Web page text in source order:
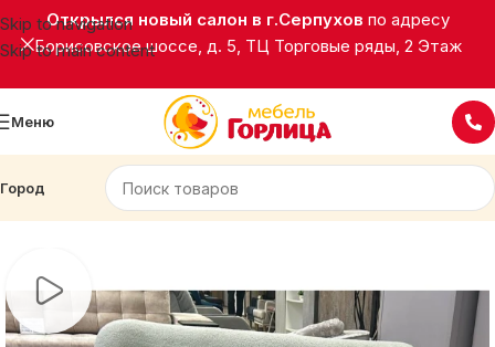
Skip to navigation
Skip to main content
Открылся новый салон в г.Серпухов по адресу
Борисовское шоссе, д. 5, ТЦ Торговые ряды, 2 Этаж
Меню
Город
Мягкая мебель Диваны прямые